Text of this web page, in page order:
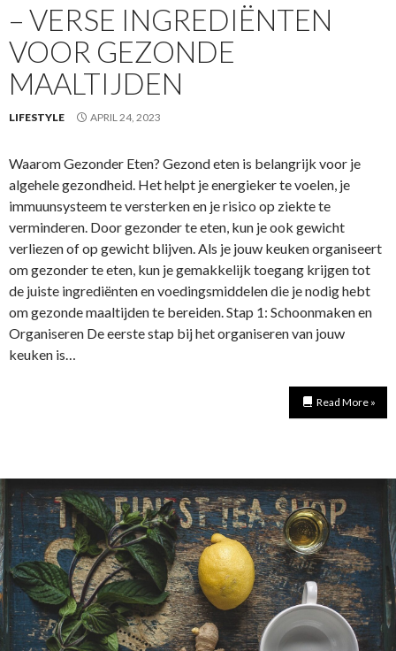
– VERSE INGREDIËNTEN
VOOR GEZONDE
MAALTIJDEN
LIFESTYLE APRIL 24, 2023
Waarom Gezonder Eten? Gezond eten is belangrijk voor je
algehele gezondheid. Het helpt je energieker te voelen, je
immuunsysteem te versterken en je risico op ziekte te
verminderen. Door gezonder te eten, kun je ook gewicht
verliezen of op gewicht blijven. Als je jouw keuken organiseert
om gezonder te eten, kun je gemakkelijk toegang krijgen tot
de juiste ingrediënten en voedingsmiddelen die je nodig hebt
om gezonde maaltijden te bereiden. Stap 1: Schoonmaken en
Organiseren De eerste stap bij het organiseren van jouw
keuken is…
Read More »